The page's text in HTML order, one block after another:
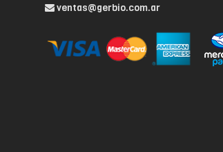
ventas@gerbio.com.ar